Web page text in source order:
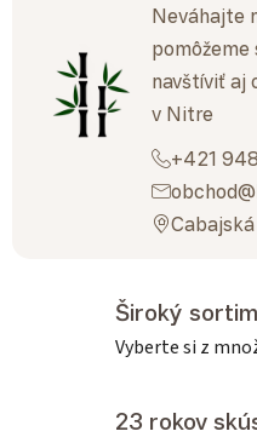
Neváhajte
pomôžeme
navštíviť aj
v Nitre
+421
Široký
Vyberte si z
23 rokov